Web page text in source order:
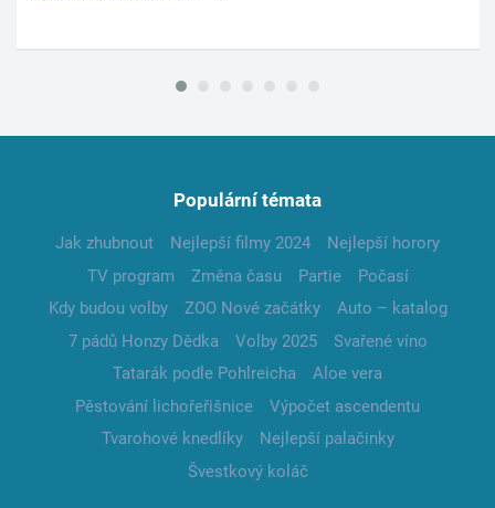
Populární témata
Jak zhubnout Nejlepší filmy 2024
Nejlepší horory
TV program
Změna času Partie
Počasí
Kdy budou volby
ZOO Nové začátky
Auto – katalog
7 pádů Honzy Dědka
Volby 2025
Svařené víno
Tatarák podle Pohlreicha
Aloe vera
Pěstování lichořeřišnice
Výpočet ascendentu
Tvarohové knedlíky
Nejlepší palačinky
Švestkový koláč